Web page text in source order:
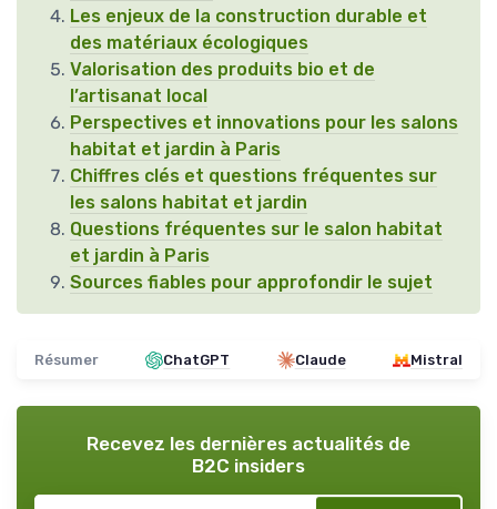
Les enjeux de la construction durable et
des matériaux écologiques
Valorisation des produits bio et de
l’artisanat local
Perspectives et innovations pour les salons
habitat et jardin à Paris
Chiffres clés et questions fréquentes sur
les salons habitat et jardin
Questions fréquentes sur le salon habitat
et jardin à Paris
Sources fiables pour approfondir le sujet
Résumer ChatGPT Claude Mistral
Recevez les dernières actualités de
B2C insiders